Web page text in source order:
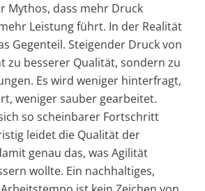
Mythos, dass mehr Druck
Leistung führt. In der Realität
Gegenteil. Steigender Druck von
zu besserer Qualität, sondern zu
Es wird weniger hinterfragt,
weniger sauber gearbeitet.
so scheinbarer Fortschritt
leidet die Qualität der
genau das, was Agilität
wollte. Ein nachhaltiges,